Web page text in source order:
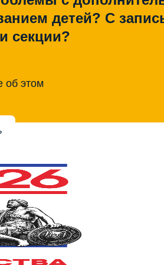
детей? С
секции?
об этом